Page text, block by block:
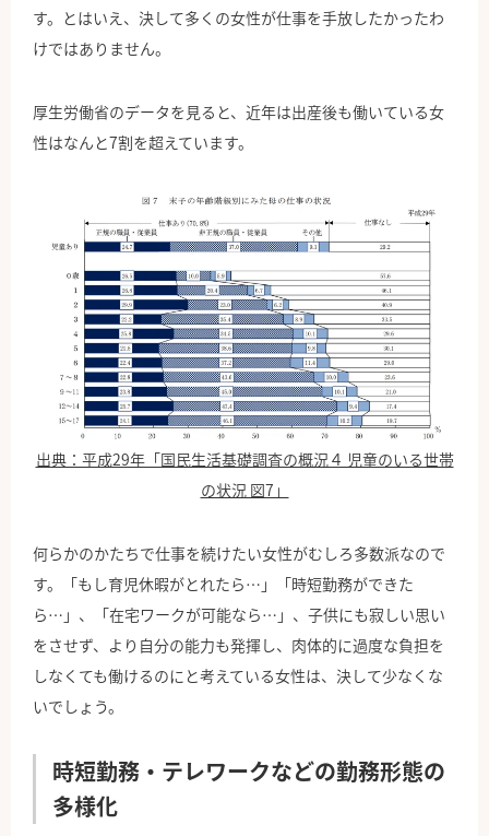
す。とはいえ、決して多くの女性が仕事を手放したかったわ
けではありません。
厚生労働省のデータを見ると、近年は出産後も働いている女
性はなんと7割を超えています。
出典：平成29年「国民生活基礎調査の概況４ 児童のいる世帯
の状況 図7」
何らかのかたちで仕事を続けたい女性がむしろ多数派なので
す。「もし育児休暇がとれたら…」「時短勤務ができた
ら…」、「在宅ワークが可能なら…」、子供にも寂しい思い
をさせず、より自分の能力も発揮し、肉体的に過度な負担を
しなくても働けるのにと考えている女性は、決して少なくな
いでしょう。
時短勤務・テレワークなどの勤務形態の
多様化